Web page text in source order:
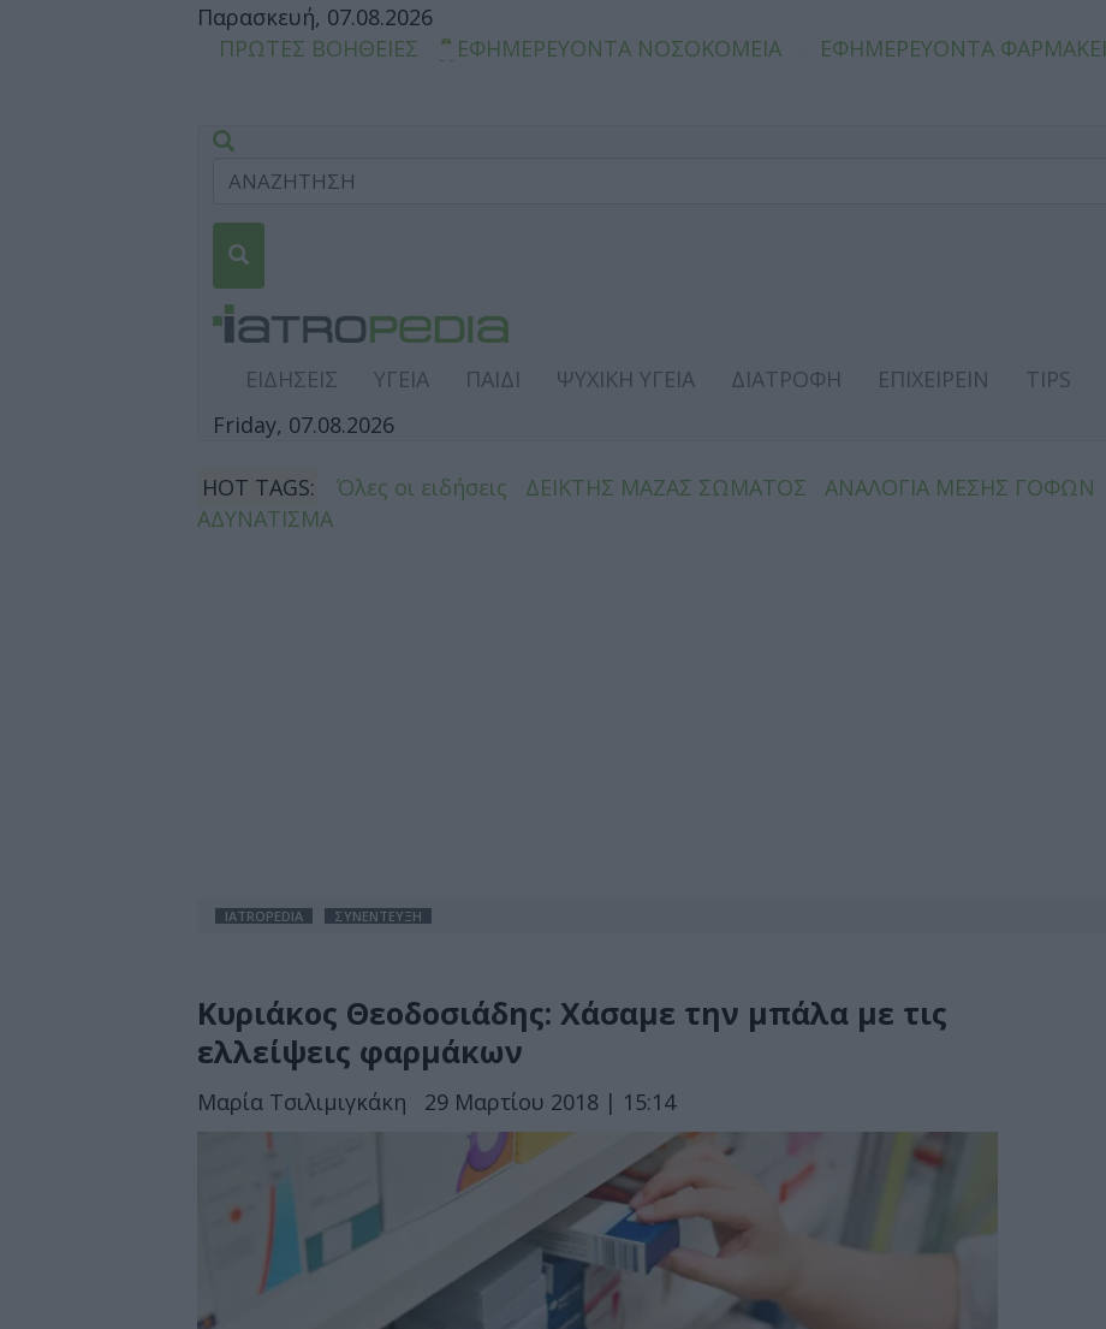
Παρασκευή, 07.08.2026
ΠΡΩΤΕΣ ΒΟΗΘΕΙΕΣ
ΕΦΗΜΕΡΕΥΟΝΤΑ ΝΟΣΟΚΟΜΕΙΑ ΕΦΗΜΕΡΕΥΟΝΤΑ
ΕΙΔΗΣΕΙΣ ΥΓΕΙΑ ΠΑΙΔΙ ΨΥΧΙΚΗ ΥΓΕΙΑ ΔΙΑΤΡΟΦΗ ΕΠΙΧΕΙΡΕΙΝ TIPS
Friday, 07.08.2026
HOT TAGS: Όλες οι ειδήσεις ΔΕΙΚΤΗΣ ΜΑΖΑΣ ΣΩΜΑΤΟΣ
ΑΝΑΛΟΓΙΑ ΜΕΣΗΣ ΓΟΦΩΝ
ΑΔΥΝΑΤΙΣΜΑ
IATROPEDIA ΣΥΝΕΝΤΕΥΞΗ
Κυριάκος Θεοδοσιάδης: Χάσαμε την μπάλα με τις
ελλείψεις φαρμάκων
Μαρία Τσιλιμιγκάκη 29 Μαρτίου 2018 | 15:14